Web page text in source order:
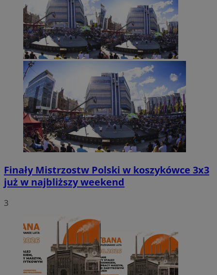
Finały Mistrzostw Polski w koszykówce 3x3
już w najbliższy weekend
3